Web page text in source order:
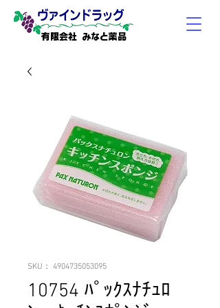
有限会社 みなと薬品
SKU： 4904735053095
10754 ﾊﾟｯｸｽﾅﾁｭﾛ